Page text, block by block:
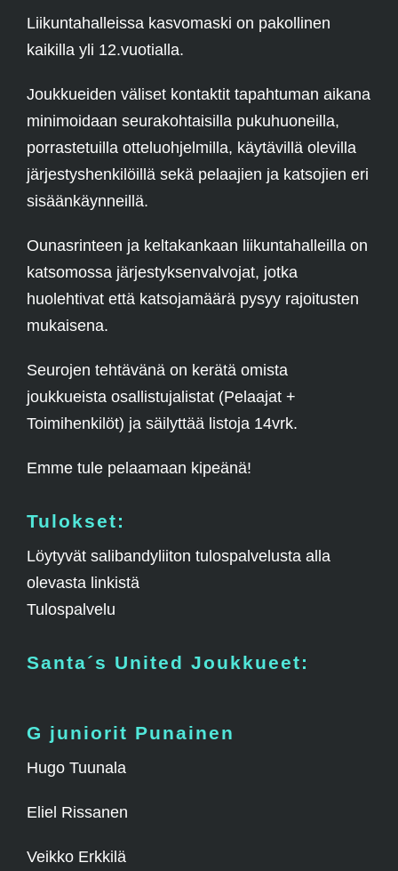
Liikuntahalleissa kasvomaski on pakollinen
kaikilla yli 12.vuotialla.
Joukkueiden väliset kontaktit tapahtuman aikana
minimoidaan seurakohtaisilla pukuhuoneilla,
porrastetuilla otteluohjelmilla, käytävillä olevilla
järjestyshenkilöillä sekä pelaajien ja katsojien eri
sisäänkäynneillä.
Ounasrinteen ja keltakankaan liikuntahalleilla on
katsomossa järjestyksenvalvojat, jotka
huolehtivat että katsojamäärä pysyy rajoitusten
mukaisena.
Seurojen tehtävänä on kerätä omista
joukkueista osallistujalistat (Pelaajat +
Toimihenkilöt) ja säilyttää listoja 14vrk.
Emme tule pelaamaan kipeänä!
Tulokset:
Löytyvät salibandyliiton tulospalvelusta alla
olevasta linkistä
Tulospalvelu
Santa´s United Joukkueet:
G juniorit Punainen
Hugo Tuunala
Eliel Rissanen
Veikko Erkkilä